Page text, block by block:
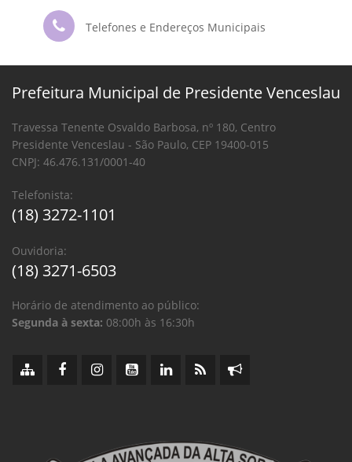
Telefones e Endereços Municipais
Prefeitura Municipal de Presidente Venceslau
Travessa Tenente Osvaldo Barbosa, nº 180, Centro
Presidente Venceslau - São Paulo, CEP 19400-015
CNPJ: 46.476.131/0001-40
Telefonista:
(18) 3272-1101
Ouvidoria:
(18) 3271-6503
Horário de atendimento ao público:
Segunda à sexta: 08:00h às 16:30h